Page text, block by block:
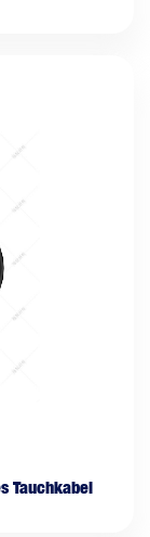
Tauchkabel